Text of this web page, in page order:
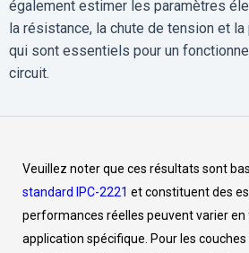
également estimer les paramètres
la résistance, la chute de tension et
qui sont essentiels pour un
circuit.
Veuillez noter que ces résultats sont
standard IPC-2221 et constituent des
performances réelles peuvent varier
application spécifique. Pour les